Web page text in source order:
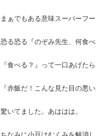
まぁでもある意味スーパーフー
恐る恐る『のぞみ先生、何食
『食べる？』って一口あげたら
『赤飯だ！こんな見た目の悪
驚いてました。あははは。